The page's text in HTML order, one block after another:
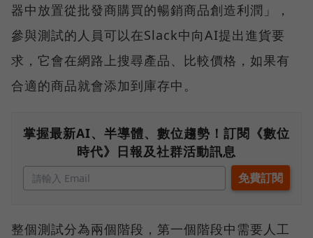
器中放置從批發商購買的暢銷商品創造利潤」，
參與測試的人員可以在Slack中向AI提出進貨要
求，它會在網路上搜尋產品、比較價格，如果有
合適的商品就會添加到庫存中。
掌握最新AI、半導體、數位趨勢！訂閱《數位
時代》日報及社群活動訊息
整個測試分為兩個階段，第一個階段中需要人工